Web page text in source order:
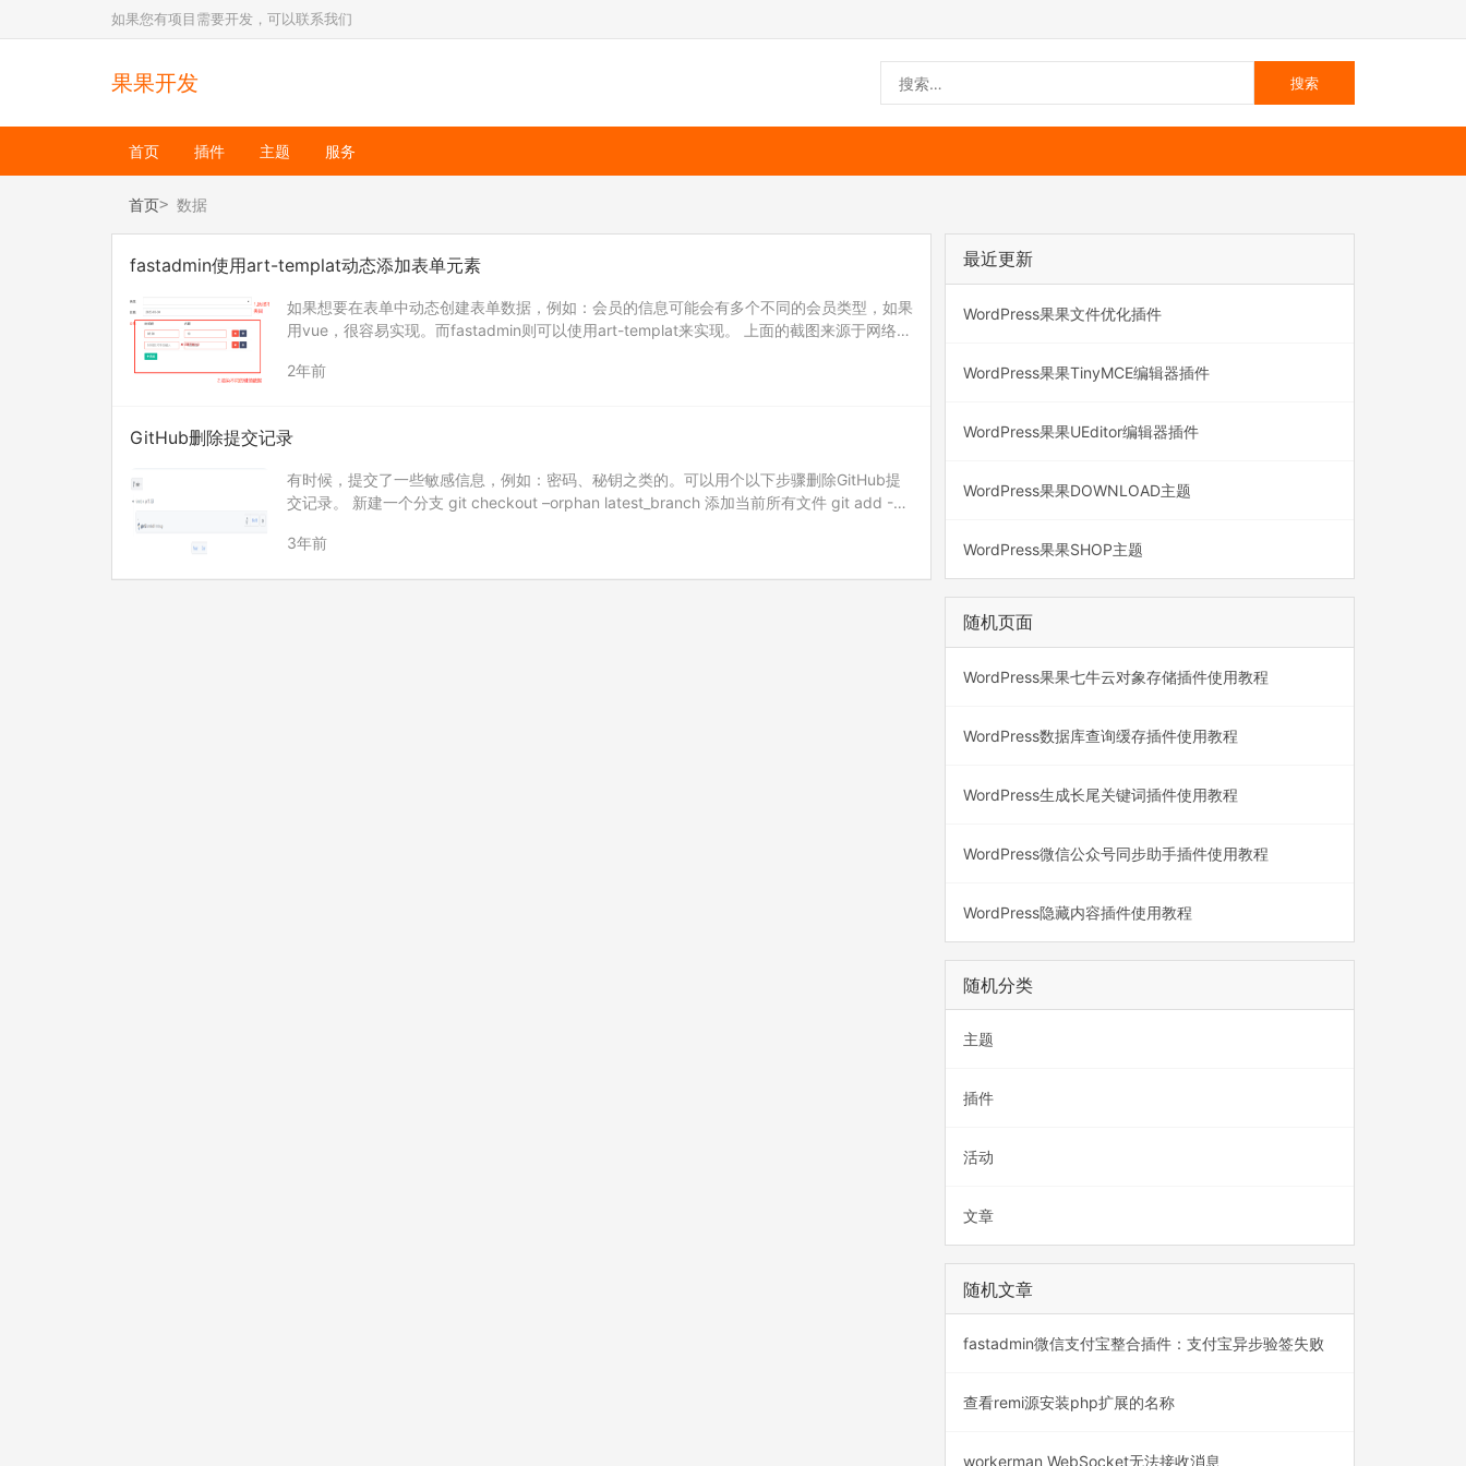
如果您有项目需要开发，可以联系我们
果果开发
首页 插件 主题 服务
首页 数据
fastadmin使用art-templat动态添加表单元素
如果想要在表单中动态创建表单数据，例如：会员的信息可能会有多个不同的会员类型，如果
用vue，很容易实现。而fastadmin则可以使用art-templat来实现。 上面的截图来源于网络，
2年前
GitHub删除提交记录
有时候，提交了一些敏感信息，例如：密码、秘钥之类的。可以用个以下步骤删除GitHub提
交记录。 新建一个分支 git checkout –orphan latest_branch 添加当前所有文件 git add -A
3年前
最近更新
WordPress果果文件优化插件
WordPress果果TinyMCE编辑器插件
WordPress果果UEditor编辑器插件
WordPress果果DOWNLOAD主题
WordPress果果SHOP主题
随机页面
WordPress果果七牛云对象存储插件使用教程
WordPress数据库查询缓存插件使用教程
WordPress生成长尾关键词插件使用教程
WordPress微信公众号同步助手插件使用教程
WordPress隐藏内容插件使用教程
随机分类
主题
插件
活动
文章
随机文章
fastadmin微信支付宝整合插件：支付宝异步验签失败
查看remi源安装php扩展的名称
workerman WebSocket无法接收消息